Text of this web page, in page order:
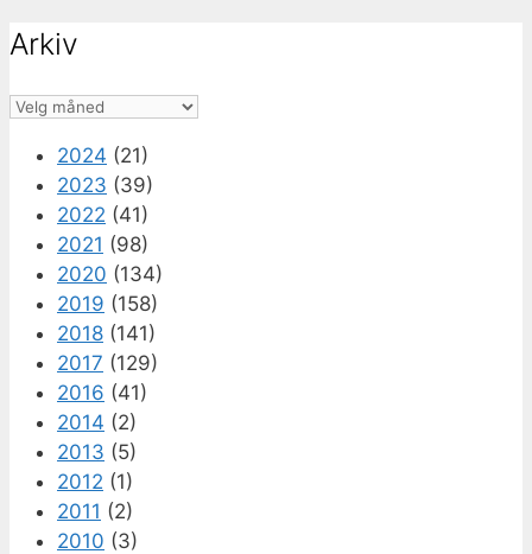
Arkiv
Arkiv
2024 (21)
2023 (39)
2022 (41)
2021 (98)
2020 (134)
2019 (158)
2018 (141)
2017 (129)
2016 (41)
2014 (2)
2013 (5)
2012 (1)
2011 (2)
2010 (3)